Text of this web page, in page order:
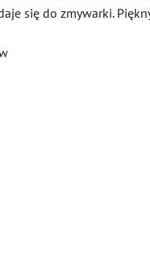
się do zmywarki.